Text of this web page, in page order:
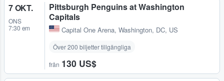
7 OKT.
ONS
7:30 em
Pittsburgh Penguins at Washington
Capitals
Capital One Arena, Washington, DC, US
Över 200 biljetter tillgängliga
från 130 US$